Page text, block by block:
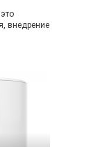
внедрение